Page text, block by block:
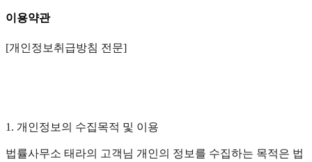
이용약관
[개인정보취급방침 전문]
1. 개인정보의 수집목적 및 이용
법률사무소 태라의 고객님 개인의 정보를 수집하는 목적은 법